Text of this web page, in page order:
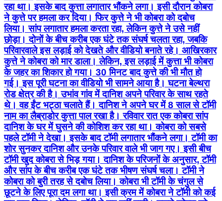
रहा था। इसके बाद कुत्ता लगातार भौंकने लगा। इसी दौरान कोबरा
ने कुत्ते पर हमला कर दिया। फिर कुत्ते ने भी कोबरा को दबोच
लिया। सांप लगातार हमला करता रहा, लेकिन कुत्ते ने उसे नहीं
छोड़ा। दोनों के बीच करीब एक घंटे तक संघर्ष चलता रहा, जबकि
परिवारवाले इस लड़ाई को देखते और वीडियो बनाते रहे। आखिरकार
कुत्ते ने कोबरा को मार डाला। लेकिन, इस लड़ाई में कुत्ता भी कोबरा
के जहर का शिकार हो गया। 30 मिनट बाद कुत्ते की भी मौत हो
गई। इस पूरी घटना का वीडियो भी सामने आया है। घटना बेल्थरा
रोड क्षेत्र की है। उभांव गांव में दानिश अपने परिवार के साथ रहते
थे। वह ईंट भट्ठा चलाते हैं। दानिश ने अपने घर में 8 साल से टॉमी
नाम का लैब्राडोर कुत्ता पाल रखा है। रविवार रात एक कोबरा सांप
दानिश के घर में घुसने की कोशिश कर रहा था। कोबरा को सबसे
पहले टॉमी ने देखा। इसके बाद टॉमी लगातार भौंकने लगा। टॉमी का
शोर सुनकर दानिश और उनके परिवार वाले भी जाग गए। इसी बीच
टॉमी खुद कोबरा से भिड़ गया। दानिश के परिजनों के अनुसार, टॉमी
और सांप के बीच करीब एक घंटे तक भीषण संघर्ष चला। टॉमी ने
कोबरा को बुरी तरह से दबोच लिया। कोबरा भी टॉमी के चंगुल से
छूटने के लिए पूरा दम लगा था। इसी क्रम में कोबरा ने टॉमी को कई